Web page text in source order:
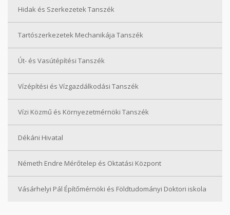
Hidak és Szerkezetek Tanszék
Tartószerkezetek Mechanikája Tanszék
Út- és Vasútépítési Tanszék
Vízépítési és Vízgazdálkodási Tanszék
Vízi Közmű és Környezetmérnöki Tanszék
Dékáni Hivatal
Németh Endre Mérőtelep és Oktatási Központ
Vásárhelyi Pál Építőmérnöki és Földtudományi Doktori iskola